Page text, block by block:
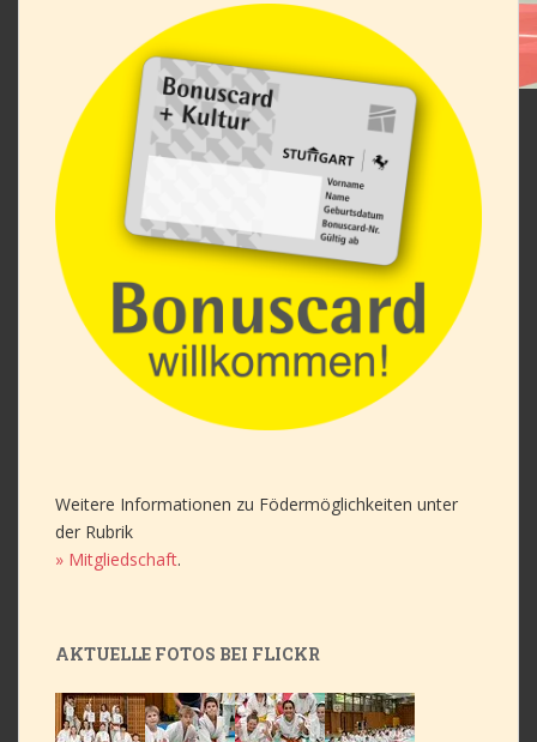
Weitere Informationen zu Födermöglichkeiten unter
der Rubrik
» Mitgliedschaft.
AKTUELLE FOTOS BEI FLICKR